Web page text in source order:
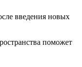
введения новых
поможет